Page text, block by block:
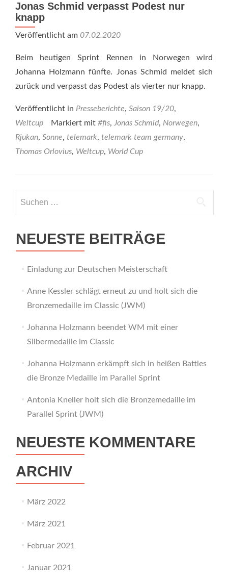
Jonas Schmid verpasst Podest nur
knapp
Veröffentlicht am 07.02.2020
Beim heutigen Sprint Rennen in Norwegen wird
Johanna Holzmann fünfte. Jonas Schmid meldet sich
zurück und verpasst das Podest als vierter nur knapp.
Veröffentlicht in Presseberichte, Saison 19/20,
Weltcup
Markiert mit #fis, Jonas Schmid, Norwegen,
Rjukan, Sonne, telemark, telemark team germany,
Thomas Orlovius, Weltcup, World Cup
NEUESTE BEITRÄGE
Einladung zur Deutschen Meisterschaft
Anne Kessler schlägt erneut zu und holt sich die
Bronzemedaille im Classic (JWM)
Johanna Holzmann beendet WM mit einer
Silbermedaille im Classic
Johanna Holzmann erkämpft sich in heißen Battles
die Bronze Medaille im Parallel Sprint
Antonia Kneller holt sich die Bronzemedaille im
Parallel Sprint (JWM)
NEUESTE KOMMENTARE
ARCHIV
März 2022
März 2021
Februar 2021
Januar 2021